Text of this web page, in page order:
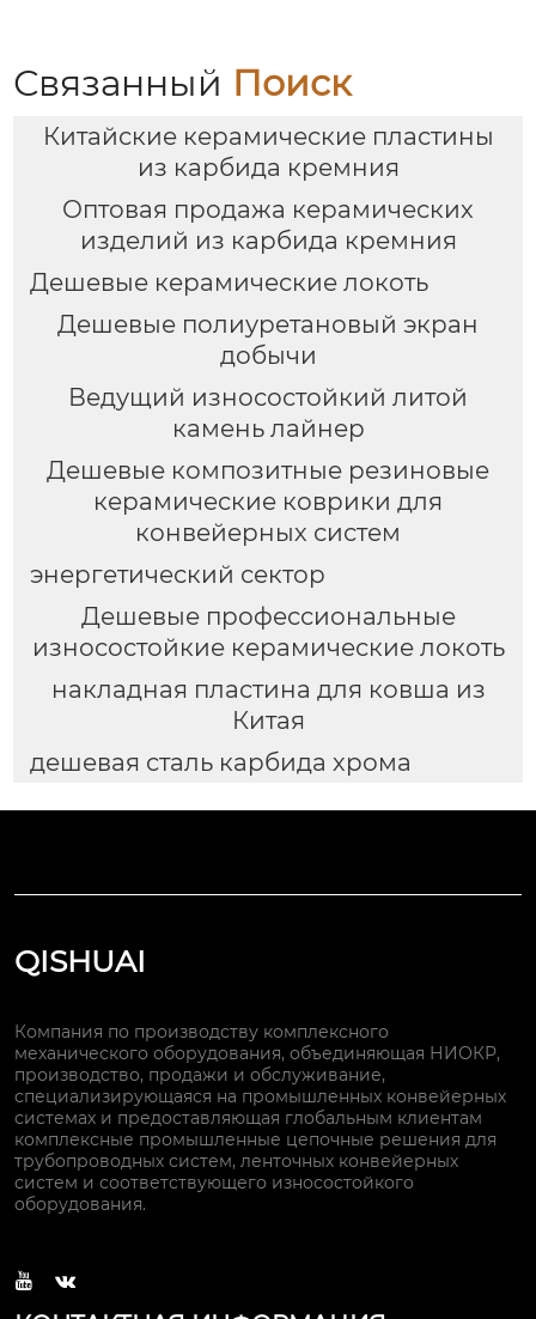
Связанный Поиск
Китайские керамические пластины
из карбида кремния
Оптовая продажа керамических
изделий из карбида кремния
Дешевые керамические локоть
Дешевые полиуретановый экран
добычи
Ведущий износостойкий литой
камень лайнер
Дешевые композитные резиновые
керамические коврики для
конвейерных систем
энергетический сектор
Дешевые профессиональные
износостойкие керамические локоть
накладная пластина для ковша из
Китая
дешевая сталь карбида хрома
QISHUAI
Компания по производству комплексного
механического оборудования, объединяющая НИОКР,
производство, продажи и обслуживание,
специализирующаяся на промышленных конвейерных
системах и предоставляющая глобальным клиентам
комплексные промышленные цепочные решения для
трубопроводных систем, ленточных конвейерных
систем и соответствующего износостойкого
оборудования.
 